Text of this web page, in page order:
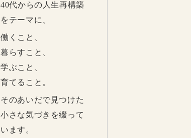
40代からの人生再構築
をテーマに、
働くこと、
暮らすこと、
学ぶこと、
育てること。
そのあいだで見つけた
小さな気づきを綴って
います。